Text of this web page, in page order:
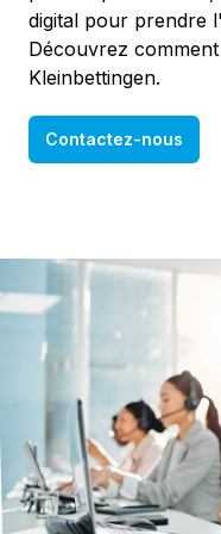
digital pour prendre
Découvrez
Kleinbettingen.
Contactez-nous